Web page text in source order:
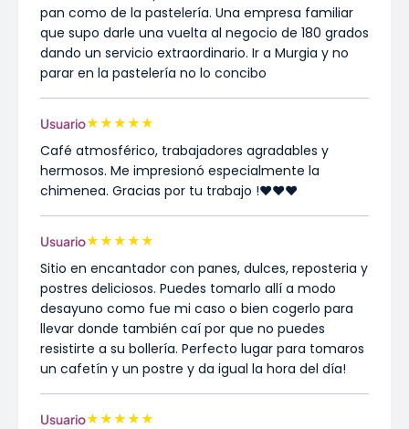
pan como de la pastelería. Una empresa familiar
que supo darle una vuelta al negocio de 180 grados
dando un servicio extraordinario. Ir a Murgia y no
parar en la pastelería no lo concibo
Usuario★★★★★
Café atmosférico, trabajadores agradables y
hermosos. Me impresionó especialmente la
chimenea. Gracias por tu trabajo !❤️❤️❤️
Usuario★★★★★
Sitio en encantador con panes, dulces, reposteria y
postres deliciosos. Puedes tomarlo allí a modo
desayuno como fue mi caso o bien cogerlo para
llevar donde también caí por que no puedes
resistirte a su bollería. Perfecto lugar para tomaros
un cafetín y un postre y da igual la hora del día!
Usuario★★★★★